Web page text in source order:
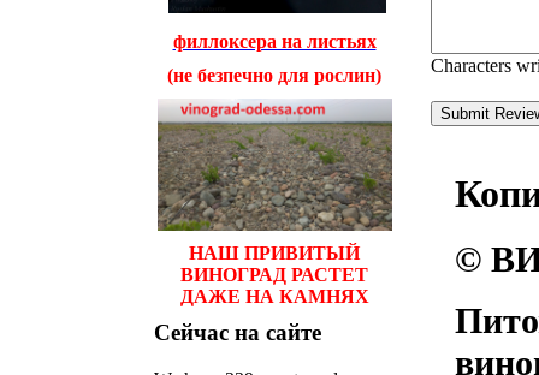
филлоксера на листьях
(не безпечно для рослин)
НАШ ПРИВИТЫЙ
ВИНОГРАД РАСТЕТ
ДАЖЕ НА КАМНЯХ
Сейчас на сайте
Characters
©